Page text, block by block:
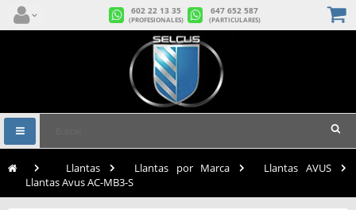
602 22 13 35
(PROFESIONALES)
647 652 587
(PARTICULARES)
Navegación
Toggle
Llantas Llantas por Marca
Llantas AVUS
Llantas Avus AC-MB3-S